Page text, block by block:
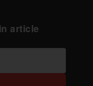
article